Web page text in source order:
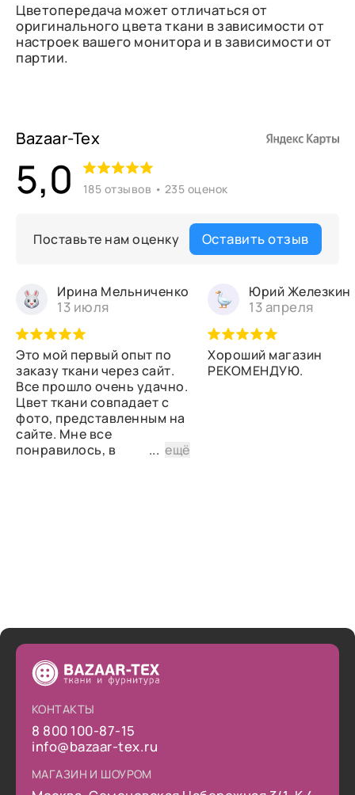
Цветопередача может отличаться от
оригинального цвета ткани в зависимости от
настроек вашего монитора и в зависимости от
партии.
Bazaar-Tex
5,0 185 отзывов • 235 оценок
Поставьте нам оценку Оставить отзыв
Ирина Мельниченко
13 июля
Это мой первый опыт по
заказу ткани через сайт.
Все прошло очень удачно.
Цвет ткани совпадает с
фото, представленным на
сайте. Мне все
понравилось, в
...ещё
Юрий Железкин
13 апреля
Хороший магазин
РЕКОМЕНДУЮ.
КОНТАКТЫ
8 800 100-87-15
info@bazaar-tex.ru
МАГАЗИН И ШОУРОМ